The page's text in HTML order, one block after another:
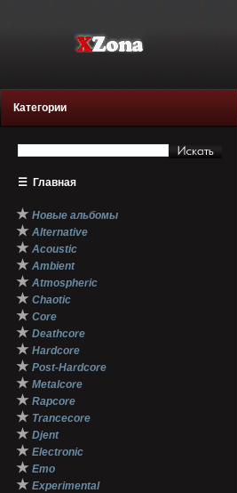
Категории
☰ Главная
★ Новые альбомы
★ Alternative
★ Acoustic
★ Ambient
★ Atmospheric
★ Chaotic
★ Core
★ Deathcore
★ Hardcore
★ Post-Hardcore
★ Metalcore
★ Rapcore
★ Trancecore
★ Djent
★ Electronic
★ Emo
★ Experimental